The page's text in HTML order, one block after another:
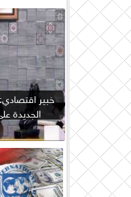
خبير اقتصادي:
الجديدة